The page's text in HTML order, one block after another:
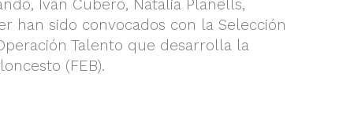
Iván Cubero, Natalia Planells,
han sido convocados con la Selección
Talento que desarrolla la
(FEB).